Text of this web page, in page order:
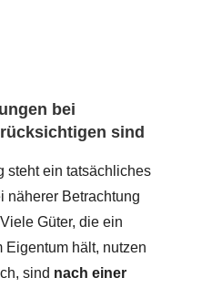
bei
sind
steht ein tatsächliches
näherer Betrachtung
Güter, die ein
Eigentum hält, nutzen
sind nach einer